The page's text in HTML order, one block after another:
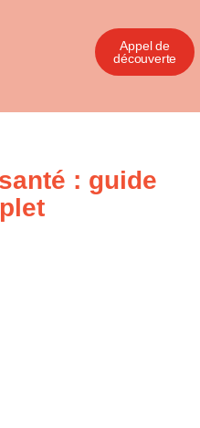
Appel de
découverte
: guide